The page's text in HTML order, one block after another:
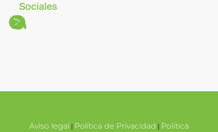
Sociales
Aviso legal | Política de Privacidad | Política